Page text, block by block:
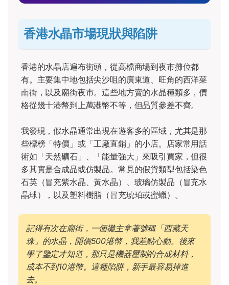
香港水晶市場現狀與陷阱
香港的水晶店遍布街頭，從高檔商場到夜市攤位都
有。主要集中地包括尖沙咀的廣東道、旺角的西洋菜
南街，以及廟街夜市。這些地方賣的水晶種類多，價
格從幾十港幣到上萬港幣不等，但品質參差不齊。
我發現，假水晶通常出現在遊客多的區域，尤其是那
些標榜「特價」或「工廠直銷」的小店。店家常用話
術如「天然礦石」、「能量強大」來吸引買家，但很
多其實是合成品或仿製品。常見的假貨類型包括染色
石英（冒充紫水晶、黃水晶）、玻璃仿製品（冒充水
晶球），以及塑料樹脂（冒充琥珀或蜜蠟）。
記得有次在廟街，一個攤主拿著號稱「西藏天
珠」的水晶，開價500港幣，我差點心動。後來
學了鑒定才知道，那只是機器壓制的合成材料，
成本不到10港幣。這種陷阱，新手最容易掉進
去。